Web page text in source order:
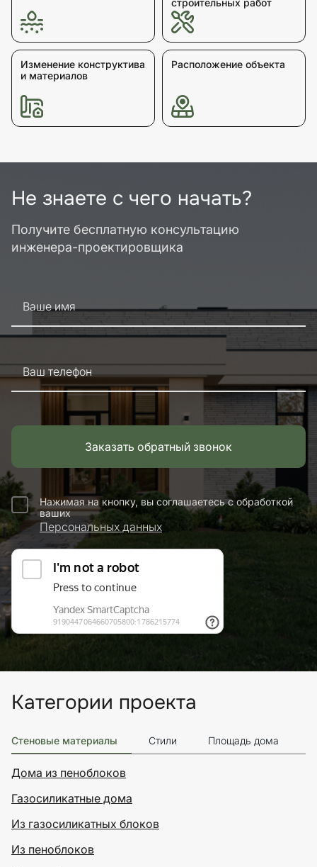
строительных работ
Изменение конструктива
и материалов
Расположение объекта
Не знаете с чего начать?
Получите бесплатную консультацию
инженера-проектировщика
Ваше имя
Ваш телефон
Заказать обратный звонок
Нажимая на кнопку, вы соглашаетесь с обработкой
ваших
Персональных данных
Категории проекта
Стеновые материалы Стили Площадь дома
Дома из пеноблоков
Газосиликатные дома
Из газосиликатных блоков
Из пеноблоков